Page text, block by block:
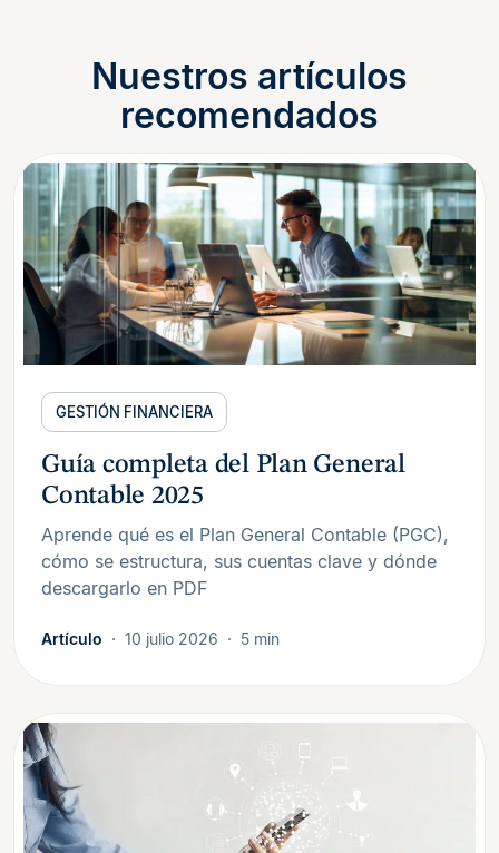
Nuestros artículos
recomendados
GESTIÓN FINANCIERA
Guía completa del Plan General
Contable 2025
Aprende qué es el Plan General Contable (PGC),
cómo se estructura, sus cuentas clave y dónde
descargarlo en PDF
Artículo 10 julio 2026 5 min